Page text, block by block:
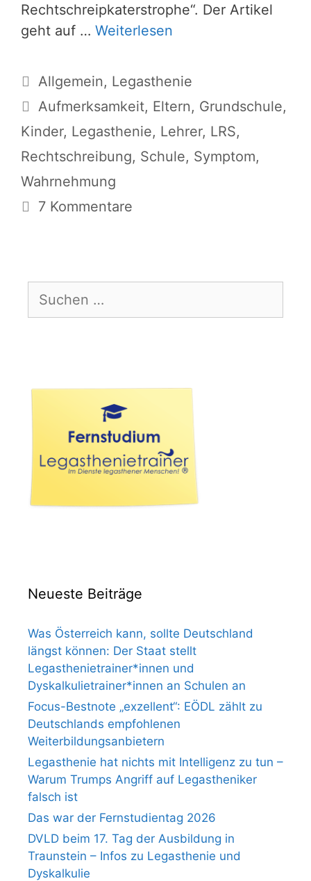
Rechtschreipkaterstrophe“. Der Artikel
geht auf … Weiterlesen
Kategorien
Allgemein, Legasthenie
Schlagwörter
Aufmerksamkeit, Eltern, Grundschule,
Kinder, Legasthenie, Lehrer, LRS,
Rechtschreibung, Schule, Symptom,
Wahrnehmung
7 Kommentare
nach:
Neueste Beiträge
Was Österreich kann, sollte Deutschland
längst können: Der Staat stellt
Legasthenietrainer*innen und
Dyskalkulietrainer*innen an Schulen an
Focus-Bestnote „exzellent“: EÖDL zählt zu
Deutschlands empfohlenen
Weiterbildungsanbietern
Legasthenie hat nichts mit Intelligenz zu tun –
Warum Trumps Angriff auf Legastheniker
falsch ist
Das war der Fernstudientag 2026
DVLD beim 17. Tag der Ausbildung in
Traunstein – Infos zu Legasthenie und
Dyskalkulie